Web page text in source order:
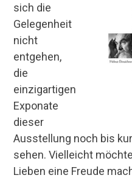
sich die
Gelegenheit
nicht
entgehen,
die
einzigartigen
Exponate
dieser
Ausstellung noch bis
sehen. Vielleicht
Lieben eine Freude